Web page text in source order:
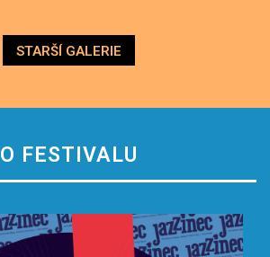
STARŠÍ GALERIE
O FESTIVALU